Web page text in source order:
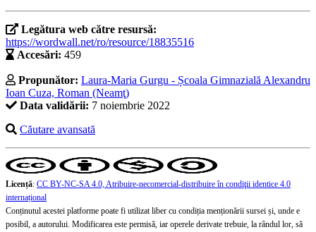
Legătura web către resursă:
https://wordwall.net/ro/resource/18835516
Accesări: 459
Propunător: Laura-Maria Gurgu - Școala Gimnazială Alexandru
Ioan Cuza, Roman (Neamţ)
Data validării: 7 noiembrie 2022
Căutare avansată
Licență: CC BY-NC-SA 4.0, Atribuire-necomercial-distribuire în condiţii identice 4.0
internațional
Conținutul acestei platforme poate fi utilizat liber cu condiția menționării sursei și, unde e
posibil, a autorului. Modificarea este permisă, iar operele derivate trebuie, la rândul lor, să